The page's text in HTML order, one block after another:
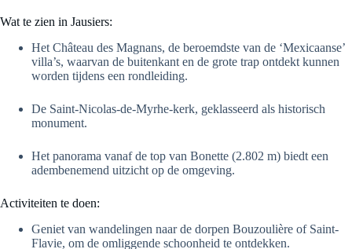
Wat te zien in Jausiers:
Het Château des Magnans, de beroemdste van de ‘Mexicaanse’
villa’s, waarvan de buitenkant en de grote trap ontdekt kunnen
worden tijdens een rondleiding.
De Saint-Nicolas-de-Myrhe-kerk, geklasseerd als historisch
monument.
Het panorama vanaf de top van Bonette (2.802 m) biedt een
adembenemend uitzicht op de omgeving.
Activiteiten te doen:
Geniet van wandelingen naar de dorpen Bouzoulière of Saint-
Flavie, om de omliggende schoonheid te ontdekken.